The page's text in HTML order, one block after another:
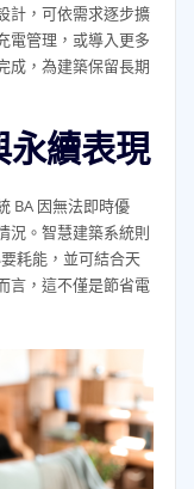
計，可依需求逐步擴
電管理，或導入更多
成，為建築保留長期
永續表現
BA 因無法即時優
況。智慧建築系統則
耗能，並可結合天
言，這不僅是節省電